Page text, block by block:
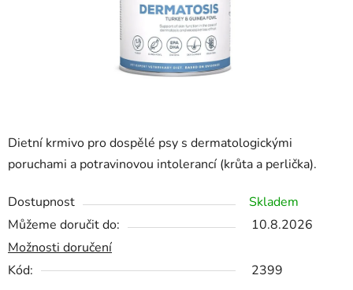
Dietní krmivo pro dospělé psy s dermatologickými
poruchami a potravinovou intolerancí (krůta a perlička).
Dostupnost
Skladem
Můžeme doručit do:
10.8.2026
Možnosti doručení
Kód:
2399